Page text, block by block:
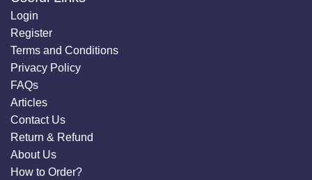
Login
Register
Terms and Conditions
Privacy Policy
FAQs
Articles
Contact Us
Return & Refund
About Us
How to Order?